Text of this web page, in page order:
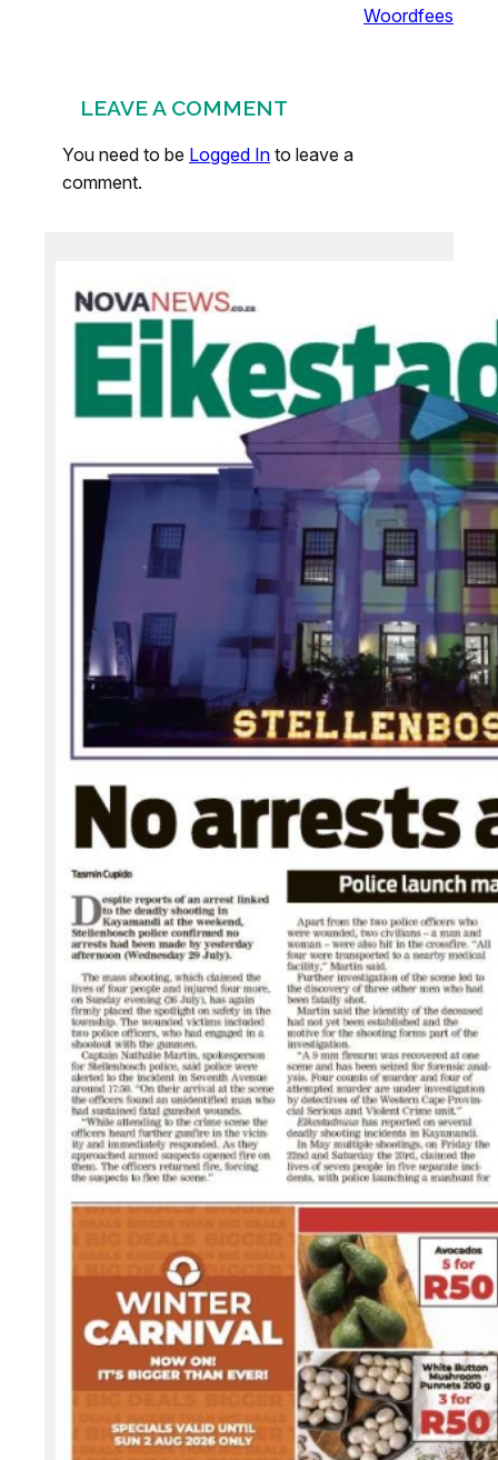
Woordfees
LEAVE A COMMENT
You need to be Logged In to leave a
comment.